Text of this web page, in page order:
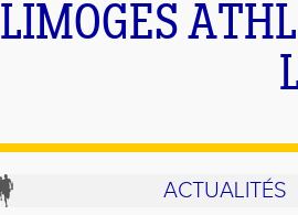
LIMOGES
ACTUALITÉS